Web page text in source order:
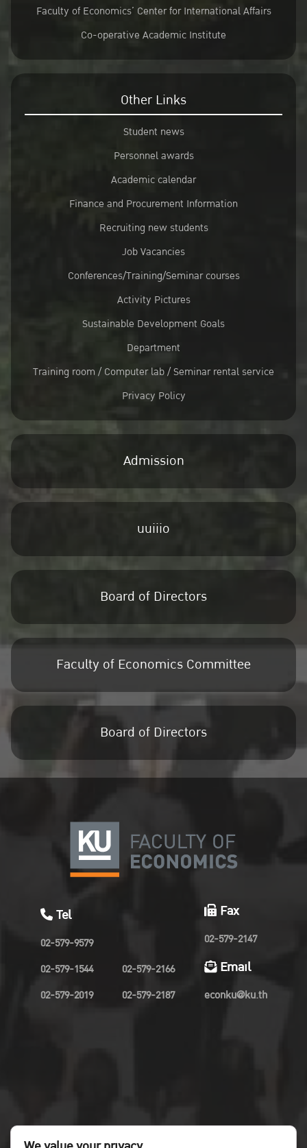
Faculty of Economics’ Center for International Affairs
Co-operative Academic Institute
Other Links
Student news
Personnel awards
Academic calendar
Finance and Procurement Information
Recruiting new students
Job Vacancies
Conferences/Training/Seminar courses
Activity Pictures
Sustainable Development Goals
Department
Training room / Computer lab / Seminar rental service
Privacy Policy
Admission
uuiiio
Board of Directors
Faculty of Economics Committee
Board of Directors
Tel
02-579-9579
02-579-1544
02-579-2019
02-579-2166
02-579-2187
Fax
02-579-2147
Email
econku@ku.th